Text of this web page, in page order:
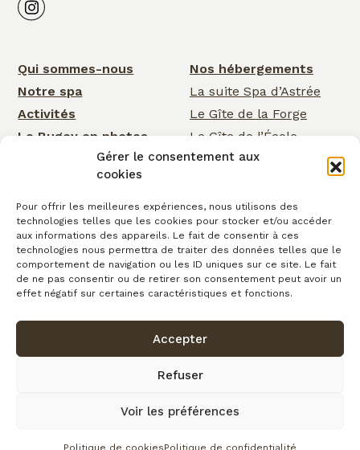
Gérer le consentement aux
cookies
Pour offrir les meilleures expériences, nous utilisons des
technologies telles que les cookies pour stocker et/ou accéder
aux informations des appareils. Le fait de consentir à ces
technologies nous permettra de traiter des données telles que le
comportement de navigation ou les ID uniques sur ce site. Le fait
de ne pas consentir ou de retirer son consentement peut avoir un
effet négatif sur certaines caractéristiques et fonctions.
Accepter
Refuser
Voir les préférences
Politique de cookiesPolitique de confidentialité
Qui sommes-nous
Notre spa
Activités
Le Bugey en photos
Nos services
Événementiel
Actualités
Cartes cadeaux
Contact
Nos hébergements
La suite Spa d’Astrée
Le Gîte de la Forge
Le Gîte de l’École
Le Gîte de la Cascade
La Chambre de la
Cascade
La Chambre d’Astrée
Le Gîte de
Clairefontaine
Conditions générales de vente
Plan du site
fait avec par l’Agence IDCOM